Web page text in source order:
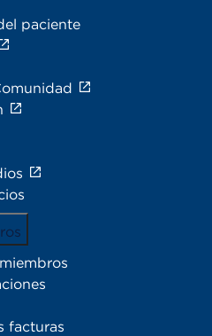
paciente
facturas